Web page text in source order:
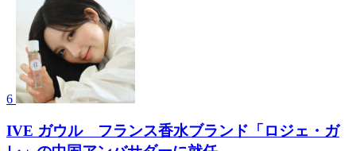
6
IVE ガウル フランス香水ブランド「ロジェ・ガ